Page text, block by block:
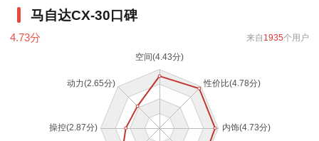
马自达CX-30口碑
4.73分 来自 1935个用户